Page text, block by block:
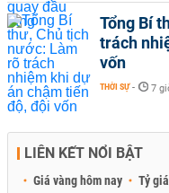
Tổng Bí
trách
vốn
THỜI SỰ - 7
LIÊN KẾT NỔI BẬT
Giá vàng hôm nay Tỷ